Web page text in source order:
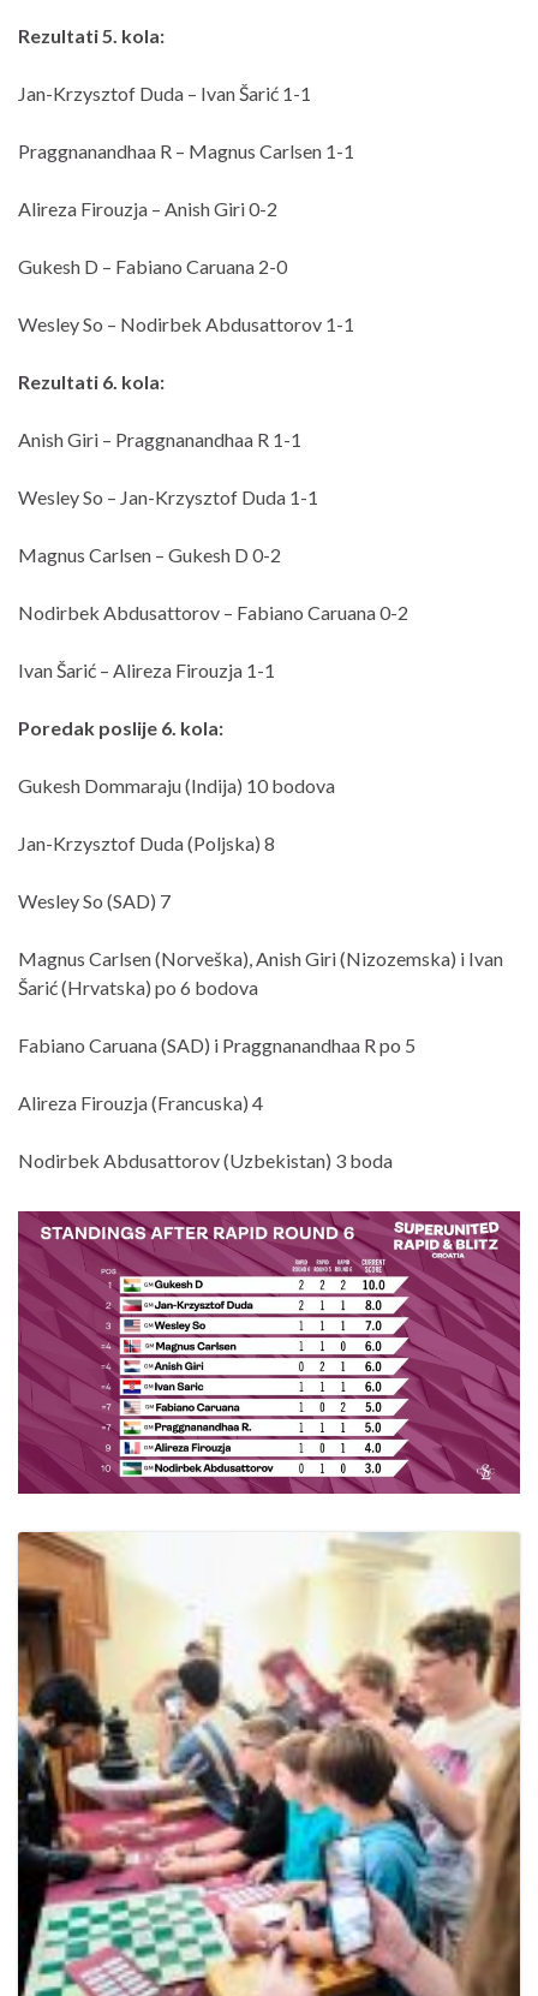
Rezultati 5. kola:
Jan-Krzysztof Duda – Ivan Šarić 1-1
Praggnanandhaa R – Magnus Carlsen 1-1
Alireza Firouzja – Anish Giri 0-2
Gukesh D – Fabiano Caruana 2-0
Wesley So – Nodirbek Abdusattorov 1-1
Rezultati 6. kola:
Anish Giri – Praggnanandhaa R 1-1
Wesley So – Jan-Krzysztof Duda 1-1
Magnus Carlsen – Gukesh D 0-2
Nodirbek Abdusattorov – Fabiano Caruana 0-2
Ivan Šarić – Alireza Firouzja 1-1
Poredak poslije 6. kola:
Gukesh Dommaraju (Indija) 10 bodova
Jan-Krzysztof Duda (Poljska) 8
Wesley So (SAD) 7
Magnus Carlsen (Norveška), Anish Giri (Nizozemska) i Ivan
Šarić (Hrvatska) po 6 bodova
Fabiano Caruana (SAD) i Praggnanandhaa R po 5
Alireza Firouzja (Francuska) 4
Nodirbek Abdusattorov (Uzbekistan) 3 boda